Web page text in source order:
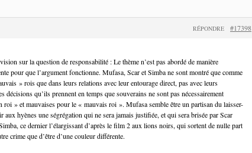
#17398
RÉPONDRE
sur la question de responsabilité : Le thème n’est pas abordé de manière
pour que l’argument fonctionne. Mufasa, Scar et Simba ne sont montré que comme
» rois que dans leurs relations avec leur entourage direct, pas avec leurs
décisions qu’ils prennent en temps que souverains ne sont pas nécessairement
roi » et mauvaises pour le « mauvais roi ». Mufasa semble être un partisan du laisser-
hyènes une ségrégation qui ne sera jamais justifiée, et qui sera brisée par Scar
ce dernier l’élargissant d’après le film 2 aux lions noirs, qui sortent de nulle part
crime que d’être d’une couleur différente.